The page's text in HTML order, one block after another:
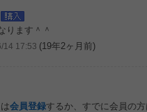
ります＾＾
14 17:53 (19年2ヶ月前)
会員登録するか、すでに会員の方